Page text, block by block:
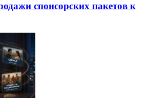
спонсорских пакетов к